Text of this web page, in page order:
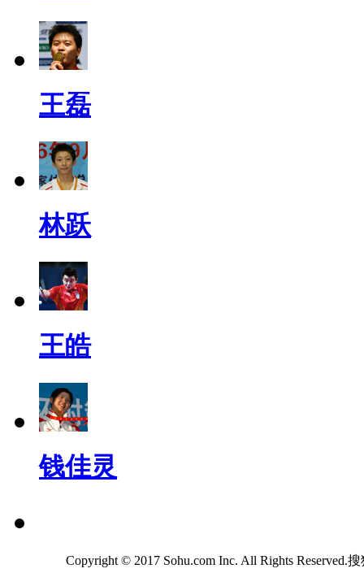
王磊
林跃
王皓
钱佳灵
Copyright © 2017 Sohu.com Inc. All Rights Reserved.